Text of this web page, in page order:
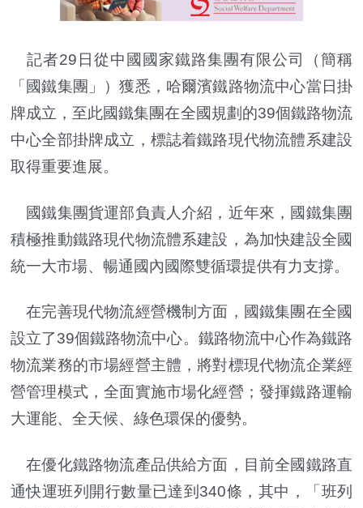
記者29日從中國國家鐵路集團有限公司（簡稱
「國鐵集團」）獲悉，哈爾濱鐵路物流中心當日掛
牌成立，至此國鐵集團在全國規劃的39個鐵路物流
中心全部掛牌成立，標誌着鐵路現代物流體系建設
取得重要進展。
國鐵集團貨運部負責人介紹，近年來，國鐵集團
積極推動鐵路現代物流體系建設，為加快建設全國
統一大市場、暢通國內國際雙循環提供有力支撐。
在完善現代物流經營機制方面，國鐵集團在全國
設立了39個鐵路物流中心。鐵路物流中心作為鐵路
物流業務的市場經營主體，將對標現代物流企業經
營管理模式，全面實施市場化經營；發揮鐵路運輸
大運能、全天候、綠色環保的優勢。
在優化鐵路物流產品供給方面，目前全國鐵路直
通快運班列開行數量已達到340條，其中，「班列